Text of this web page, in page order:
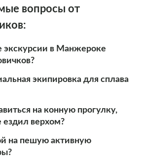
вопросы от
экскурсии в Манжероке
экипировка для сплава
на конную прогулку,
ездил верхом?
на пешую активную